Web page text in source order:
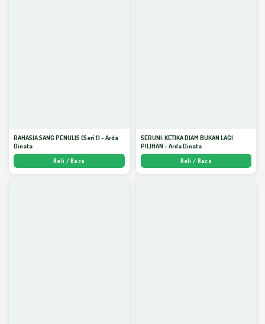
RAHASIA SANG PENULIS (Seri 1) - Arda
Dinata
Beli / Baca
SERUNI: KETIKA DIAM BUKAN LAGI
PILIHAN - Arda Dinata
Beli / Baca